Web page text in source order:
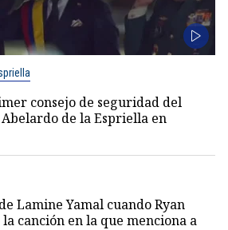
consejo de seguridad del
de la Espriella en
Lamine Yamal cuando Ryan
la canción en la que menciona a